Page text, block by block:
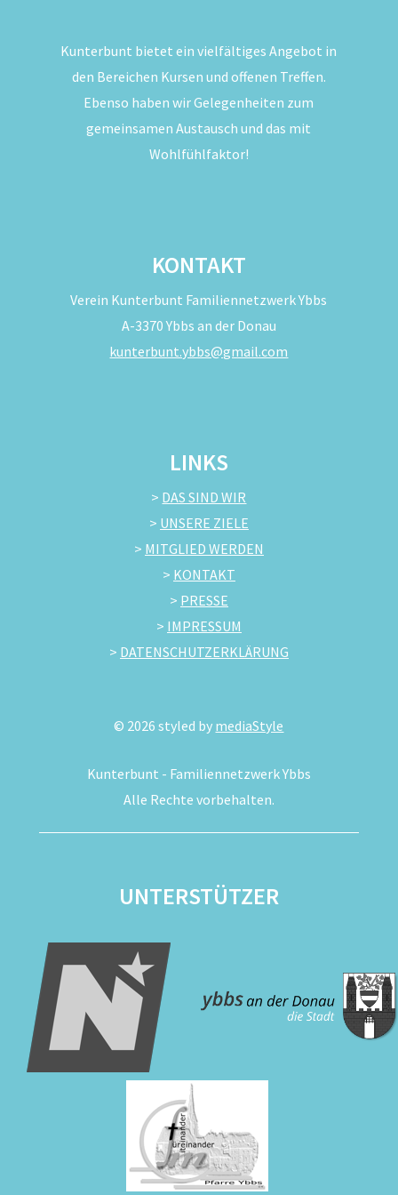
Kunterbunt bietet ein vielfältiges Angebot in
den Bereichen Kursen und offenen Treffen.
Ebenso haben wir Gelegenheiten zum
gemeinsamen Austausch und das mit
Wohlfühlfaktor!
KONTAKT
Verein Kunterbunt Familiennetzwerk Ybbs
A-3370 Ybbs an der Donau
kunterbunt.ybbs@gmail.com
LINKS
> DAS SIND WIR
> UNSERE ZIELE
> MITGLIED WERDEN
> KONTAKT
> PRESSE
> IMPRESSUM
> DATENSCHUTZERKLÄRUNG
© 2026 styled by mediaStyle
Kunterbunt - Familiennetzwerk Ybbs
Alle Rechte vorbehalten.
UNTERSTÜTZER